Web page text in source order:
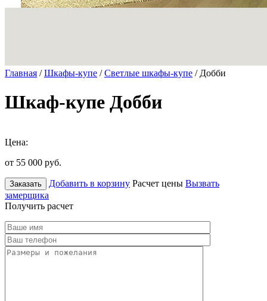
Главная /Шкафы-купе /Светлые шкафы-купе / Добби
Шкаф-купе Добби
Цена:
от 55 000 руб.
Заказать Добавить в корзину Расчет цены Вызвать
замерщика
Получить расчет